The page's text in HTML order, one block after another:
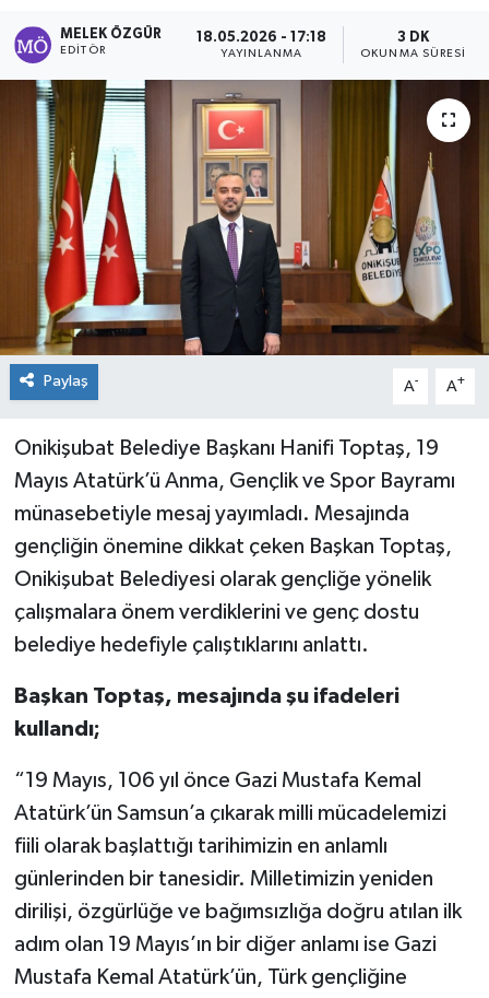
MELEK ÖZGÜR
EDITÖR
18.05.2026 - 17:18
YAYINLANMA
3 DK
OKUNMA SÜRESI
Paylaş A- A+
Onikişubat Belediye Başkanı Hanifi Toptaş, 19
Mayıs Atatürk’ü Anma, Gençlik ve Spor Bayramı
münasebetiyle mesaj yayımladı. Mesajında
gençliğin önemine dikkat çeken Başkan Toptaş,
Onikişubat Belediyesi olarak gençliğe yönelik
çalışmalara önem verdiklerini ve genç dostu
belediye hedefiyle çalıştıklarını anlattı.
Başkan Toptaş, mesajında şu ifadeleri
kullandı;
“19 Mayıs, 106 yıl önce Gazi Mustafa Kemal
Atatürk’ün Samsun’a çıkarak milli mücadelemizi
fiili olarak başlattığı tarihimizin en anlamlı
günlerinden bir tanesidir. Milletimizin yeniden
dirilişi, özgürlüğe ve bağımsızlığa doğru atılan ilk
adım olan 19 Mayıs’ın bir diğer anlamı ise Gazi
Mustafa Kemal Atatürk’ün, Türk gençliğine